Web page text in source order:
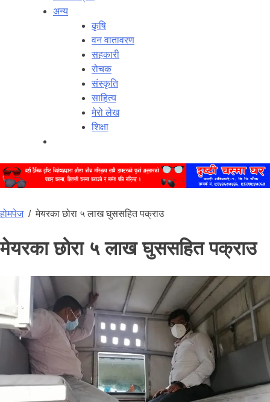
अन्य
कृषि
वन वातावरण
सहकारी
रोचक
संस्कृति
साहित्य
मेरो लेख
शिक्षा
होमपेज/मेयरका छोरा ५ लाख घुससहित पक्राउ
मेयरका छोरा ५ लाख घुससहित पक्राउ